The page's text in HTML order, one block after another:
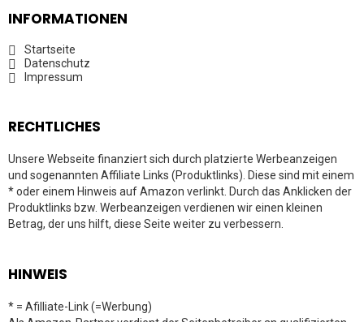
INFORMATIONEN
Startseite
Datenschutz
Impressum
RECHTLICHES
Unsere Webseite finanziert sich durch platzierte Werbeanzeigen
und sogenannten Affiliate Links (Produktlinks). Diese sind mit einem
* oder einem Hinweis auf Amazon verlinkt. Durch das Anklicken der
Produktlinks bzw. Werbeanzeigen verdienen wir einen kleinen
Betrag, der uns hilft, diese Seite weiter zu verbessern.
HINWEIS
* = Afilliate-Link (=Werbung)